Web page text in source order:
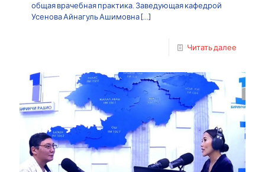
общая врачебная практика. Заведующая кафедрой
Усенова Айнагуль Ашимовна[…]
Читать далее